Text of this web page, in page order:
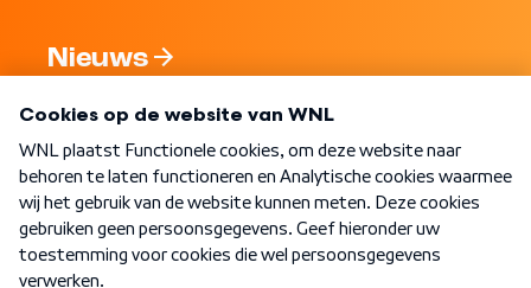
Nieuws
Nieuwsbrief
Word Lid